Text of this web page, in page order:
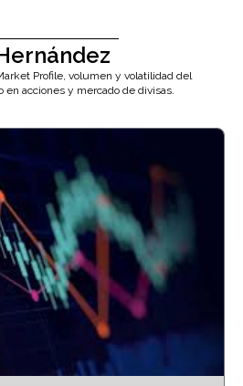
Profile, volumen y volatilidad del
en acciones y mercado de divisas.